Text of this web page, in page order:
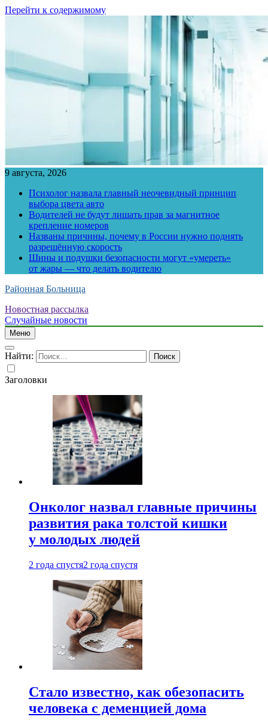
Перейти к содержимому
9 августа, 2026
Психолог назвала главный неочевидный принцип
выбора цвета авто
Водителей не будут лишать прав за магнитное
крепление номеров
Названы причины, почему в России нужно поднять
разрешённую скорость
Шины и подушки безопасности могут «умереть»
от жары — что делать водителю
Районная Больница
Новостная рассылка
Случайные новости
Меню
Найти:
Заголовки
Онколог назвал главные причины
развития рака толстой кишки
у молодых людей
2 года спустя2 года спустя
Стало известно, как обезопасить
человека с деменцией дома